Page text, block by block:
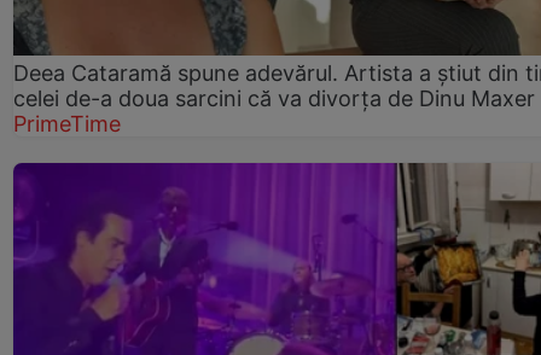
Deea Cataramă spune adevărul. Artista a știut din
celei de-a doua sarcini că va divorța de Dinu Maxer
PrimeTime